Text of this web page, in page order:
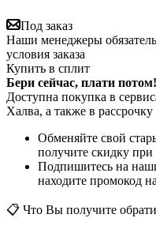
Под заказ
Наши менеджеры
условия заказа
Купить в сплит
Бери сейчас, плати потом!
Доступна покупка в
Халва, а также в
Обменяйте свой
получите скидку
Подпишитесь на
находите промокод
📋 Что Вы получите